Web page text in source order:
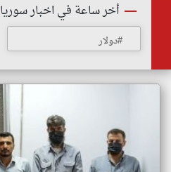
أخر ساعة في اخبار سوريا
#دولار